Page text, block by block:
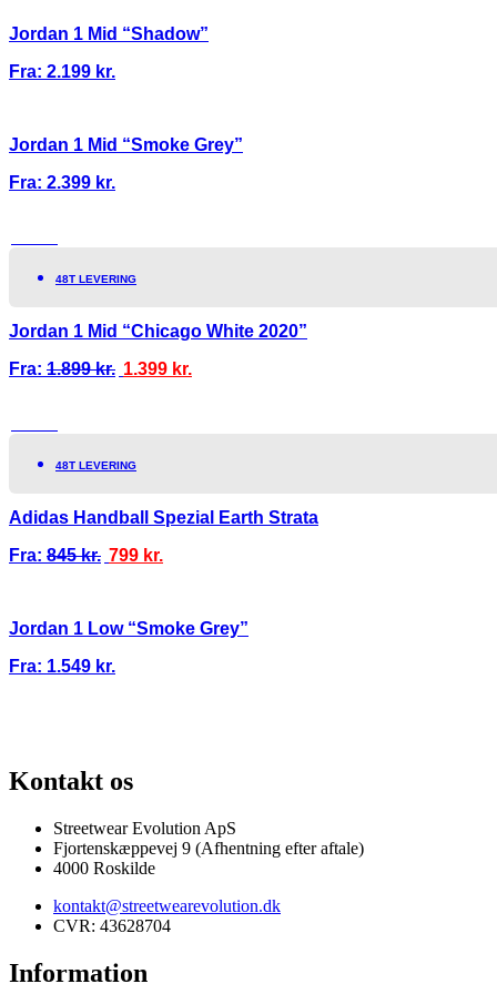
Jordan 1 Mid “Shadow”
Fra: 2.199 kr.
Jordan 1 Mid “Smoke Grey”
Fra: 2.399 kr.
48T LEVERING
Jordan 1 Mid “Chicago White 2020”
Fra: 1.899kr. 1.399 kr.
48T LEVERING
Adidas Handball Spezial Earth Strata
Fra: 845kr. 799 kr.
Jordan 1 Low “Smoke Grey”
Fra: 1.549 kr.
Kontakt os
Streetwear Evolution ApS
Fjortenskæppevej 9 (Afhentning efter aftale)
4000 Roskilde
kontakt@streetwearevolution.dk
CVR: 43628704
Information